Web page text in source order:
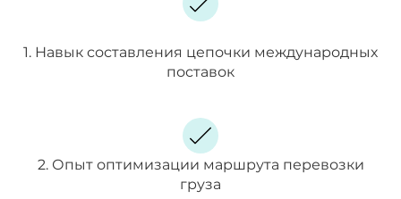
1. Навык составления цепочки международных
поставок
2. Опыт оптимизации маршрута перевозки
груза